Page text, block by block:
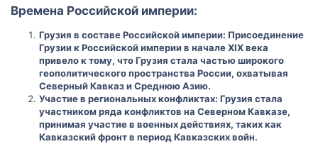
Времена Российской империи:​
Грузия в составе Российской империи: Присоединение
Грузии к Российской империи в начале XIX века
привело к тому, что Грузия стала частью широкого
геополитического пространства России, охватывая
Северный Кавказ и Среднюю Азию.
Участие в региональных конфликтах: Грузия стала
участником ряда конфликтов на Северном Кавказе,
принимая участие в военных действиях, таких как
Кавказский фронт в период Кавказских войн.